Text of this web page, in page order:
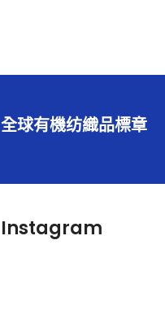
全球有機纺織品標章
Instagram